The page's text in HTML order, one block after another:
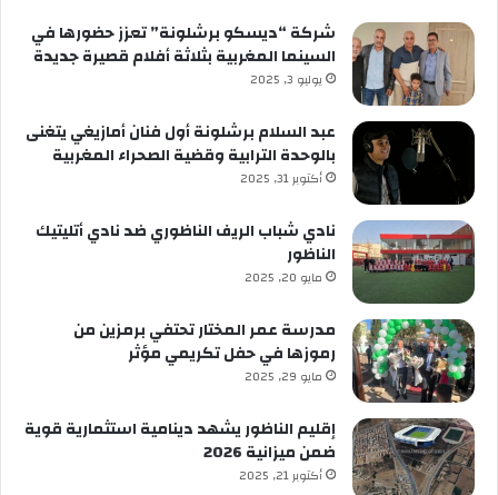
شركة “ديسكو برشلونة” تعزز حضورها في
السينما المغربية بثلاثة أفلام قصيرة جديدة
يوليو 3, 2025
عبد السلام برشلونة أول فنان أمازيغي يتغنى
بالوحدة الترابية وقضية الصحراء المغربية
أكتوبر 31, 2025
نادي شباب الريف الناظوري ضد نادي أتليتيك
الناظور
مايو 20, 2025
مدرسة عمر المختار تحتفي برمزين من
رموزها في حفل تكريمي مؤثر
مايو 29, 2025
إقليم الناظور يشهد دينامية استثمارية قوية
ضمن ميزانية 2026
أكتوبر 21, 2025